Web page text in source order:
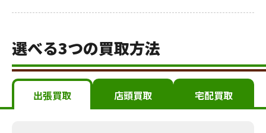
選べる3つの買取方法
出張買取 店頭買取 宅配買取